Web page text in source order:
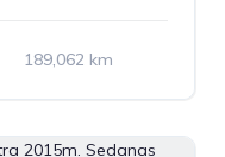
189,062 km